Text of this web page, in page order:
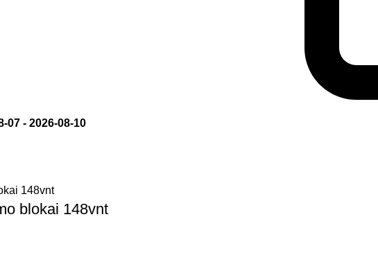
07 - 2026-08-10
blokai 148vnt